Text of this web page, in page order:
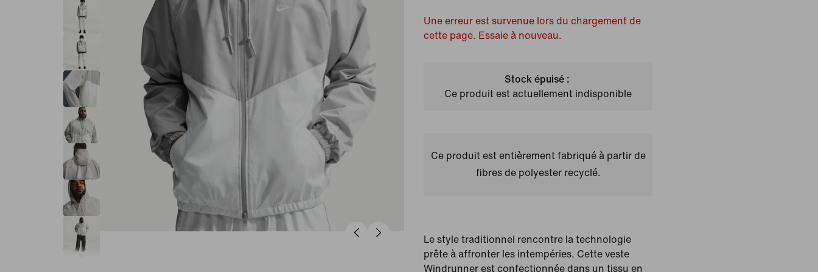
Une erreur est survenue lors du chargement de
cette page. Essaie à nouveau.
Stock épuisé :
Ce produit est actuellement indisponible
Ce produit est entièrement fabriqué à partir de
fibres de polyester recyclé.
Le style traditionnel rencontre la technologie
prête à affronter les intempéries. Cette veste
Windrunner est confectionnée dans un tissu en